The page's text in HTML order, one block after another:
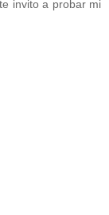
invito a probar mi